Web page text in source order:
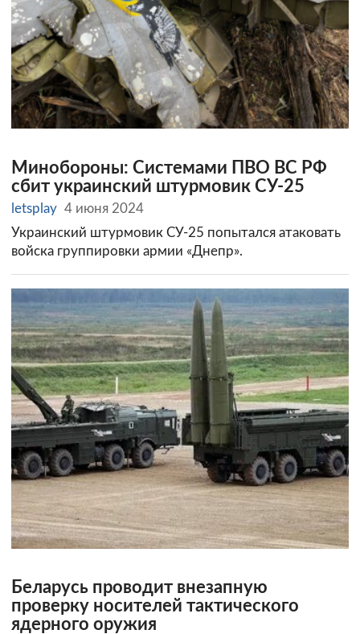
Минобороны: Системами ПВО ВС РФ
сбит украинский штурмовик СУ-25
letsplay 4 июня 2024
Украинский штурмовик СУ-25 попытался атаковать
войска группировки армии «Днепр».
Беларусь проводит внезапную
проверку носителей тактического
ядерного оружия